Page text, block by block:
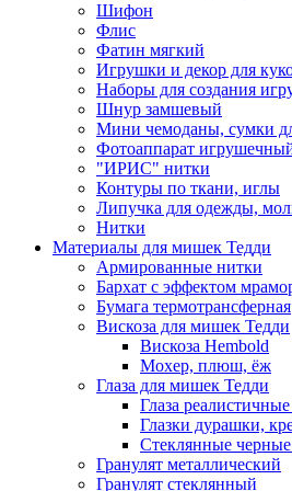
Шифон
Флис
Фатин мягкий
Игрушки и декор для
Наборы для создания
Шнур замшевый
Мини чемоданы, сумки
Фотоаппарат
"ИРИС" нитки
Контуры по ткани, иглы
Липучка для одежды,
Нитки
Материалы для мишек Тедди
Армированные нитки
Бархат с эффектом
Бумага термотрансферная
Вискоза для мишек Тедди
Вискоза Hembold
Мохер, плюш, ёж
Глаза для мишек Тедди
Глаза
Глазки дурашки,
Стеклянные черные
Гранулят металлический
Гранулят стеклянный